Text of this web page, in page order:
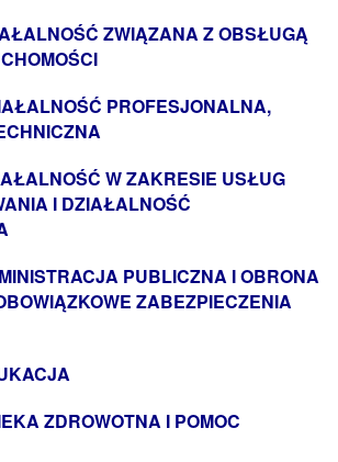
ZWIĄZANA Z OBSŁUGĄ
PROFESJONALNA,
W ZAKRESIE USŁUG
I DZIAŁALNOŚĆ
PUBLICZNA I OBRONA
ZABEZPIECZENIA
ZDROWOTNA I POMOC